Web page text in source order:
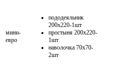
мини-
евро
пододеяльник
200х220-1шт
простыня 200х220-
1шт
наволочка 70х70-
2шт